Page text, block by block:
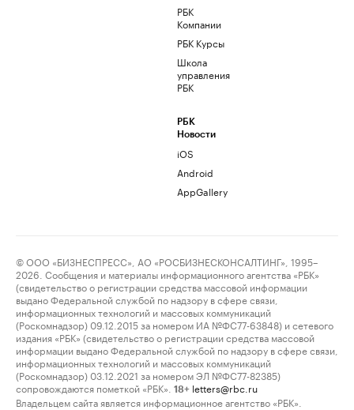
РБК
Компании
РБК Курсы
Школа
управления
РБК
РБК
Новости
iOS
Android
AppGallery
© ООО «БИЗНЕСПРЕСС», АО «РОСБИЗНЕСКОНСАЛТИНГ», 1995–
2026. Сообщения и материалы информационного агентства «РБК»
(свидетельство о регистрации средства массовой информации
выдано Федеральной службой по надзору в сфере связи,
информационных технологий и массовых коммуникаций
(Роскомнадзор) 09.12.2015 за номером ИА №ФС77-63848) и сетевого
издания «РБК» (свидетельство о регистрации средства массовой
информации выдано Федеральной службой по надзору в сфере связи,
информационных технологий и массовых коммуникаций
(Роскомнадзор) 03.12.2021 за номером ЭЛ №ФС77-82385)
сопровождаются пометкой «РБК».
18+ letters@rbc.ru
Владельцем сайта является информационное агентство «РБК».